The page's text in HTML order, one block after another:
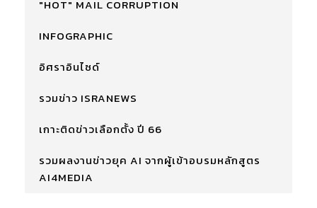
"HOT" MAIL CORRUPTION
INFOGRAPHIC
อิศราอินไซด์
รวมข่าว ISRANEWS
เกาะติดข่าวเลือกตั้ง ปี 66
รวมผลงานข่าวยุค AI จากผู้เข้าอบรมหลักสูตร
AI4MEDIA